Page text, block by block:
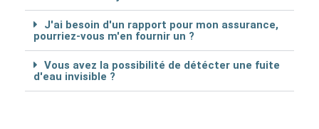
J'ai besoin d'un rapport pour mon assurance,
pourriez-vous m'en fournir un ?
Vous avez la possibilité de détécter une fuite
d'eau invisible ?